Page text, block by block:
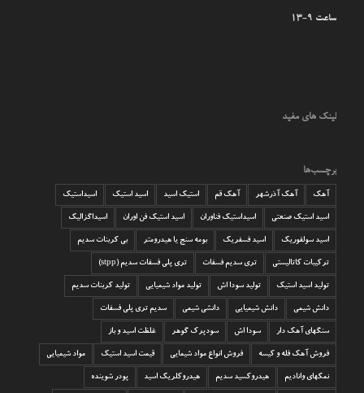
ساعت 9-13
لینک های مفید
برچسب‌ها
آهک آهک آذرشهر آهک قم استیک اسید اسید استیک اسیداستیک
اسید استیک صنعتی اسیداستیک فناوران اسید استیک فن اوران اسیداگزالیک
اسید سولفوریک اسید فسفریک بومه سنج یا هیدرومتر بی کربنات سدیم
ترکیبات کاتالیستی تری سدیم فسفات تری پلی فسفات سدیم (stpp)
تولید اسید استیک تولید سودا اش تولید مواد شیمیایی تولید کربنات سدیم
دانش شیمی دانش شیمیایی دانشی شیمی سدیم تری پلی فسفات
سنگهای آهک دار سودا اش سودپرک گوهر غلظت اسید و باز
فروش آهک فله و کیسه فروش انواع مواد شیمایی قیمت اسید استیک مواد شیمیایی
نمکهای وانادیم هیدروکسید سدیم هیدروکلریک اسید پودر شوینده